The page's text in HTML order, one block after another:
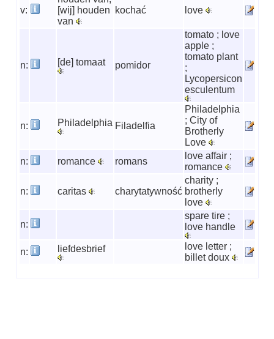
v:
[wij] houden
van
kochać love
n: [de] tomaat pomidor
tomato ; love
apple ;
tomato plant
;
Lycopersicon
esculentum
n: Philadelphia Filadelfia
Philadelphia
; City of
Brotherly
Love
n:
romance romans
love affair ;
romance
n: caritas charytatywność
charity ;
brotherly
love
n:
spare tire ;
love handle
n: liefdesbrief
love letter ;
billet doux